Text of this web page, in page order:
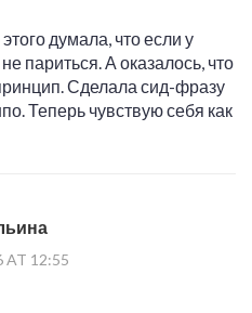
думала, что если у
париться. А оказалось, что
Сделала сид-фразу
Теперь чувствую себя как
AT 12:55